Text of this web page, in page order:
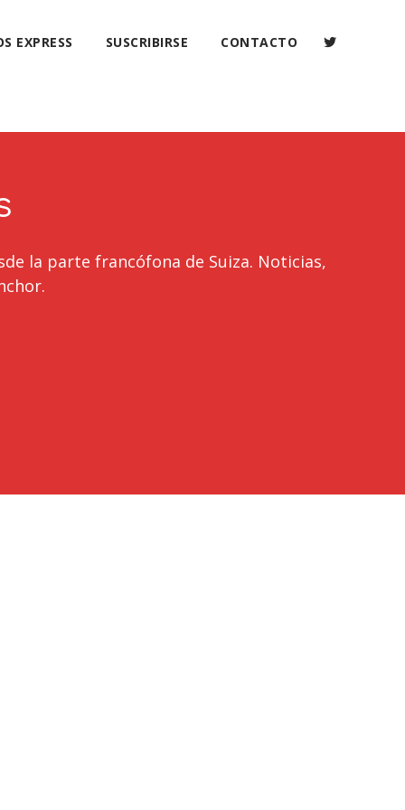
EXPRESS SUSCRIBIRSE CONTACTO
la parte francófona de Suiza. Noticias,